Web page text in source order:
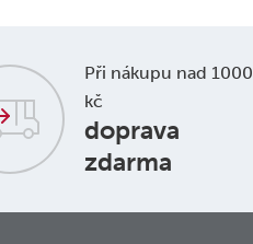
Při nákupu nad 1000
kč
doprava
zdarma